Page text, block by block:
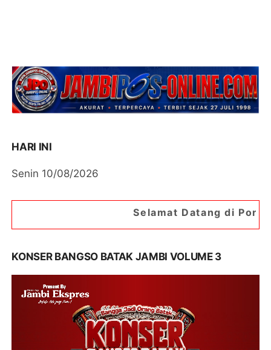
HARI INI
Senin 10/08/2026
Selamat Datang di Portal Berita
KONSER BANGSO BATAK JAMBI VOLUME 3